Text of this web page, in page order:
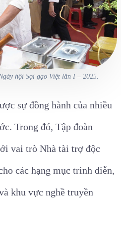
hội Sợi gạo Việt lần I – 2025.
sự đồng hành của nhiều
Trong đó, Tập đoàn
vai trò Nhà tài trợ độc
các hạng mục trình diễn,
khu vực nghề truyền